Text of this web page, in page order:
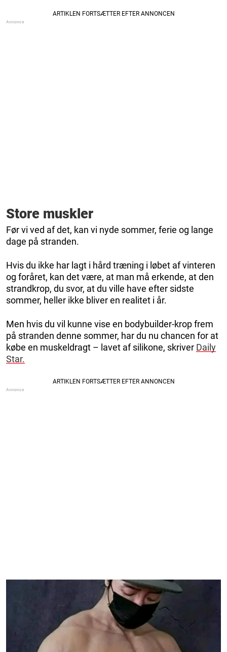
Store muskler
Før vi ved af det, kan vi nyde sommer, ferie og lange
dage på stranden.
Hvis du ikke har lagt i hård træning i løbet af vinteren
og foråret, kan det være, at man må erkende, at den
strandkrop, du svor, at du ville have efter sidste
sommer, heller ikke bliver en realitet i år.
Men hvis du vil kunne vise en bodybuilder-krop frem
på stranden denne sommer, har du nu chancen for at
købe en muskeldragt – lavet af silikone, skriver Daily
Star.